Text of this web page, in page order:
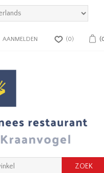
AANMELDEN (0)